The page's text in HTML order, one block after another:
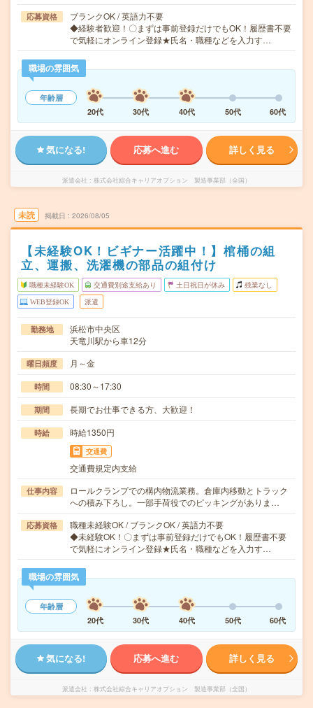
応募資格
ブランクOK / 英語力不要
◆経験者歓迎！〇まずは事前登録だけでもOK！履歴書不要
で気軽にオンライン登録★氏名・職種などを入力す…
職場の雰囲気
年齢層
20代
30代 40代 50代 60代
気になる! 応募へ進む 詳しく見る
派遣会社 株式会社綜合キャリアオプション 製造事業部（全国）
未読 掲載日 2026/08/05
【未経験OK！ビギナー活躍中！】棺桶の組
立、運搬、洗濯機の部品の組付け
職種未経験OK 交通費別途支給あり 土日祝日が休み 残業なし
WEB登録OK 派遣
勤務地
浜松市中央区
天竜川駅から車12分
曜日頻度 月～金
時間 08:30～17:30
期間 長期でお仕事できる方、大歓迎！
時給 時給1350円
交通費
交通費規定内支給
仕事内容
ロールクランプでの構内物流業務。倉庫内移動とトラック
への積み下ろし。一部手荷役でのピッキングがありま…
応募資格
職種未経験OK / ブランクOK / 英語力不要
◆未経験OK！〇まずは事前登録だけでもOK！履歴書不要
で気軽にオンライン登録★氏名・職種などを入力す…
職場の雰囲気
年齢層
20代
30代 40代 50代 60代
気になる! 応募へ進む 詳しく見る
派遣会社 株式会社綜合キャリアオプション 製造事業部（全国）